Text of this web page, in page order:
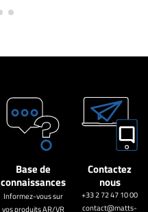
Base de
connaissances
Informez-vous sur
vos produits AR/VR
Contactez
nous
+33 2 72 47 10 00
contact@matts-